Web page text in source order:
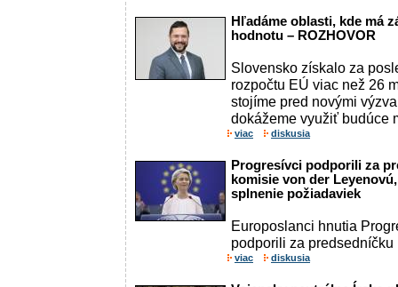
Hľadáme oblasti, kde má
hodnotu – ROZHOVOR
Slovensko získalo za
rozpočtu EÚ viac než 26
stojíme pred novými
dokážeme využiť budúce
viac diskusia
Progresívci podporili za
komisie von der
splnenie požiadaviek
Europoslanci hnutia
podporili za
viac diskusia